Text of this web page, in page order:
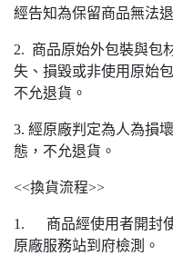
經告知為保留商品無法
2. 商品原始外包裝與包
失、損毀或非使用原始
不允退貨。
3. 經原廠判定為人為損
態，不允退貨。
<<換貨流程>>
1. 商品經使用者開封
原廠服務站到府檢測。